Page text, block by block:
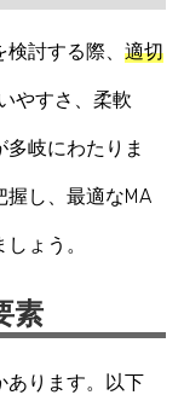
討する際、 適切
やすさ、柔軟
岐にわたりま
し、最適なMA
ょう。
素
あります。以下